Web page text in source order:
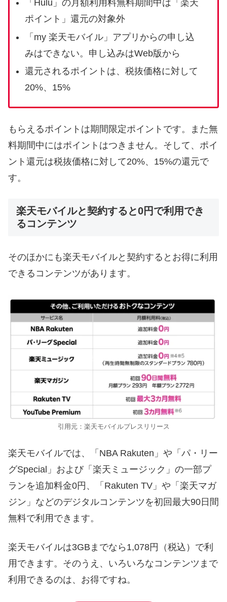
「Hulu」の月額利用料無料期間中は「楽天
ポイント」還元の対象外
「my 楽天モバイル」アプリからの申し込
みはできない。申し込みはWeb版から
還元されるポイントは、税抜価格に対して
20%、15%
もらえるポイントは期間限定ポイントです。また無
料期間中にはポイントはつきません。そして、ポイ
ント還元は税抜価格に対して20%、15%の還元で
す。
楽天モバイルと契約すると0円で利用でき
るコンテンツ
そのほかにも楽天モバイルと契約するとお得に利用
できるコンテンツがあります。
引用元：楽天モバイルプレスリリース
楽天モバイルでは、「NBA Rakuten」や「パ・リー
グSpecial」および「楽天ミュージック」の一部プ
ランを追加料金0円、「Rakuten TV」や「楽天マガ
ジン」などのデジタルコンテンツを初回最大90日間
無料で利用できます。
楽天モバイルは3GBまでなら1,078円（税込）で利
用できます。そのうえ、いろいろなコンテンツまで
利用できるのは、お得ですね。